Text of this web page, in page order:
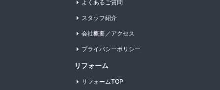
よくあるご質問
スタッフ紹介
会社概要／アクセス
プライバシーポリシー
リフォーム
リフォームTOP